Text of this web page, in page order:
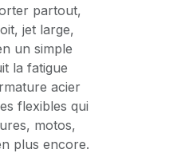
partout,
jet large,
un simple
la fatigue
acier
flexibles qui
motos,
plus encore.